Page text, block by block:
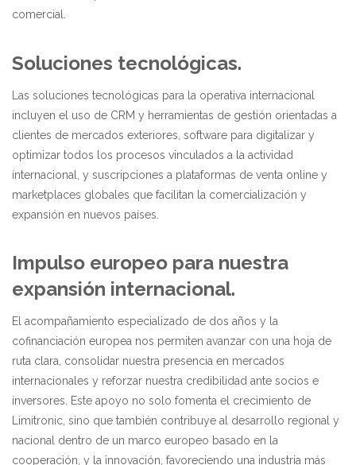
comercial.
Soluciones tecnológicas.
Las soluciones tecnológicas para la operativa internacional
incluyen el uso de CRM y herramientas de gestión orientadas a
clientes de mercados exteriores, software para digitalizar y
optimizar todos los procesos vinculados a la actividad
internacional, y suscripciones a plataformas de venta online y
marketplaces globales que facilitan la comercialización y
expansión en nuevos países.
Impulso europeo para nuestra
expansión internacional.
El acompañamiento especializado de dos años y la
cofinanciación europea nos permiten avanzar con una hoja de
ruta clara, consolidar nuestra presencia en mercados
internacionales y reforzar nuestra credibilidad ante socios e
inversores. Este apoyo no solo fomenta el crecimiento de
Limitronic, sino que también contribuye al desarrollo regional y
nacional dentro de un marco europeo basado en la
cooperación, y la innovación, favoreciendo una industria más